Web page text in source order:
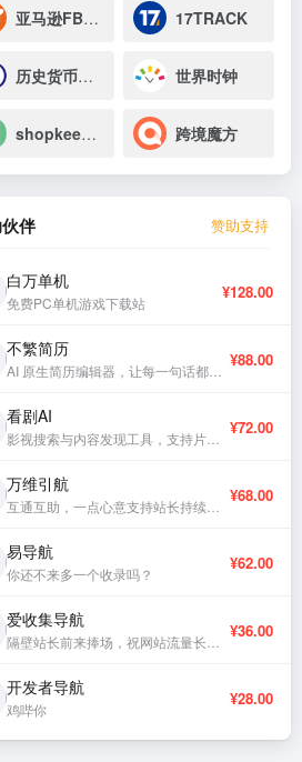
亚马逊FBA仓库地址清单 17TRACK
历史货币汇率 世界时钟
shopkeeper 跨境魔方
伴 赞助支持
白万单机
免费PC单机游戏下载站
¥128.00
不繁简历 ¥88.00
看剧AI ¥72.00
万维引航 ¥68.00
易导航
你还不来多一个收录吗？
¥62.00
爱收集导航 ¥36.00
开发者导航
鸡哔你
¥28.00